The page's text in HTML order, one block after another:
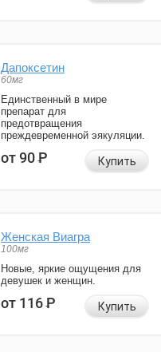
Дапоксетин
60мг
Единственный в мире
препарат для
предотвращения
преждевременной эякуляции.
от 90Р Купить
Женская Виагра
100мг
Новые, яркие ощущения для
девушек и женщин.
от 116Р Купить